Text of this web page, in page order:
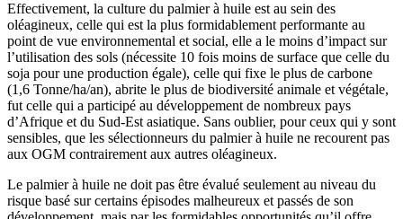
Effectivement, la culture du palmier à huile est au sein des
oléagineux, celle qui est la plus formidablement performante au
point de vue environnemental et social, elle a le moins d’impact sur
l’utilisation des sols (nécessite 10 fois moins de surface que celle du
soja pour une production égale), celle qui fixe le plus de carbone
(1,6 Tonne/ha/an), abrite le plus de biodiversité animale et végétale,
fut celle qui a participé au développement de nombreux pays
d’Afrique et du Sud-Est asiatique. Sans oublier, pour ceux qui y sont
sensibles, que les sélectionneurs du palmier à huile ne recourent pas
aux OGM contrairement aux autres oléagineux.
Le palmier à huile ne doit pas être évalué seulement au niveau du
risque basé sur certains épisodes malheureux et passés de son